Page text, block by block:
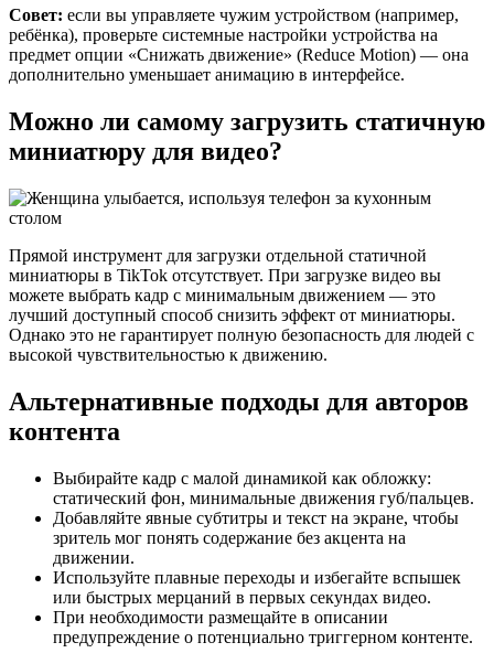
Совет: если вы управляете чужим устройством (например,
ребёнка), проверьте системные настройки устройства на
предмет опции «Снижать движение» (Reduce Motion) — она
дополнительно уменьшает анимацию в интерфейсе.
Можно ли самому загрузить статичную
миниатюру для видео?
Прямой инструмент для загрузки отдельной статичной
миниатюры в TikTok отсутствует. При загрузке видео вы
можете выбрать кадр с минимальным движением — это
лучший доступный способ снизить эффект от миниатюры.
Однако это не гарантирует полную безопасность для людей с
высокой чувствительностью к движению.
Альтернативные подходы для авторов
контента
Выбирайте кадр с малой динамикой как обложку:
статический фон, минимальные движения губ/пальцев.
Добавляйте явные субтитры и текст на экране, чтобы
зритель мог понять содержание без акцента на
движении.
Используйте плавные переходы и избегайте вспышек
или быстрых мерцаний в первых секундах видео.
При необходимости размещайте в описании
предупреждение о потенциально триггерном контенте.